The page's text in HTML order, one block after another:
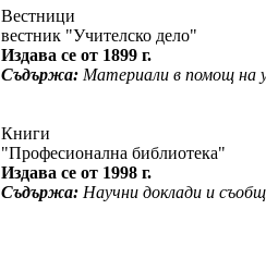
Вестници
вестник "Учителско дело"
Издава се от 1899 г.
Съдържа: Материали в помощ на
Книги
"Професионална библиотека"
Издава се от 1998 г.
Съдържа: Научни доклади и